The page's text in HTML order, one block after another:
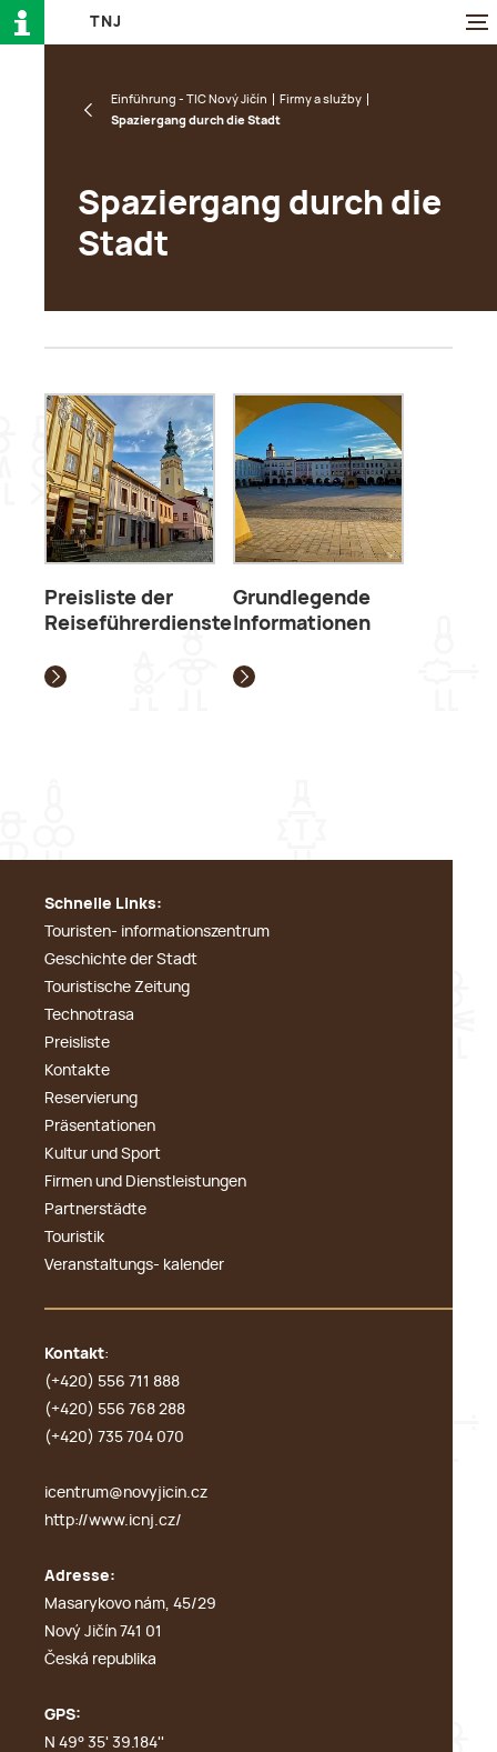
TN J
Einführung - TIC Nový Jičín
Firmy a služby
Spaziergang durch die Stadt
Spaziergang durch die
Stadt
Preisliste der
Reiseführerdienste
Grundlegende
Informationen
Schnelle Links:
Touristen- informationszentrum
Geschichte der Stadt
Touristische Zeitung
Technotrasa
Preisliste
Kontakte
Reservierung
Präsentationen
Kultur und Sport
Firmen und Dienstleistungen
Partnerstädte
Touristik
Veranstaltungs- kalender
Kontakt:
(+420) 556 711 888
(+420) 556 768 288
(+420) 735 704 070
icentrum@novyjicin.cz
http://www.icnj.cz/
Adresse:
Masarykovo nám, 45/29
Nový Jičín 741 01
Česká republika
GPS:
N 49° 35' 39.184''